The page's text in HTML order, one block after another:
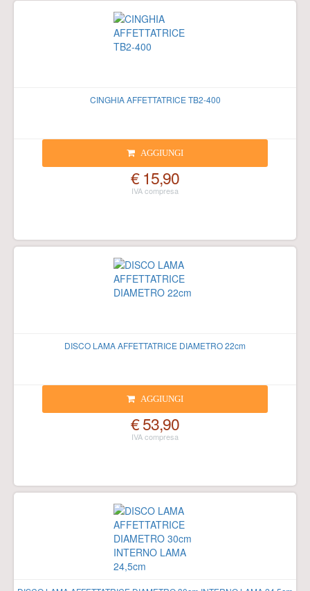
CINGHIA AFFETTATRICE TB2-400
AGGIUNGI
€ 15,90
DISCO LAMA AFFETTATRICE DIAMETRO 22cm
AGGIUNGI
€ 53,90